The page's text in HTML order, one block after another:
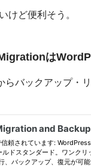
けど便利そう。
は
らバックアップ・